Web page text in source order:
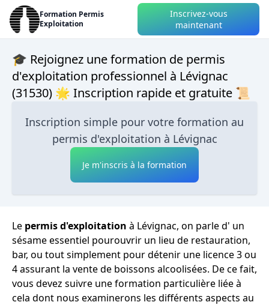
Formation Permis
Exploitation
Inscrivez-vous
maintenant
🎓 Rejoignez une formation de permis
d'exploitation professionnel à Lévignac
(31530) 🌟 Inscription rapide et gratuite 📜
Inscription simple pour votre formation au
permis d'exploitation à Lévignac
Je m'inscris à la formation
Le permis d'exploitation à Lévignac, on parle d' un
sésame essentiel pourouvrir un lieu de restauration,
bar, ou tout simplement pour détenir une licence 3 ou
4 assurant la vente de boissons alcoolisées. De ce fait,
vous devez suivre une formation particulière liée à
cela dont nous examinerons les différents aspects au